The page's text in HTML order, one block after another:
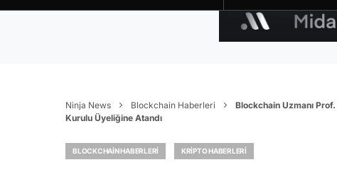
Ninja News Blockchain Haberleri
Blockchain Uzmanı
Kurulu Üyeliğine Atandı
BLOCKCHAIN HABERLERI KRIPTO HABERLERI